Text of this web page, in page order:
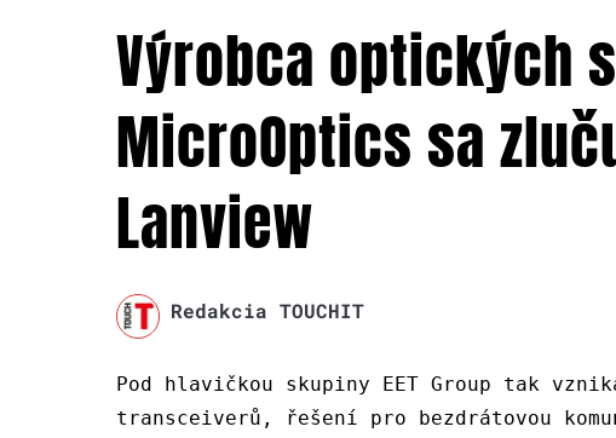
Výrobca optických
MicroOptics sa
Lanview
Redakcia TOUCHIT
Pod hlavičkou skupiny EET Group tak
transceiverů, řešení pro bezdrátovou